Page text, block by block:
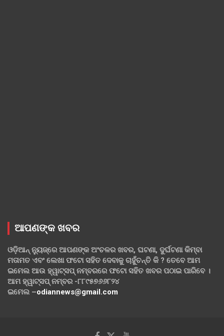
ଆପଣଙ୍କ ଖବର
ଓଡ଼ିଆନ୍ ନ୍ୟୁଜ୍‌ରେ ଆପଣଙ୍କ ଅଂଚଳର ଖବର, ଘଟଣା, ଦୁର୍ଘଟଣା କିମ୍ବା
ମତାମତ ଏବଂ ଲେଖା ଫଟୋ ସହିତ ଦେବାକୁ ଚାହୁଁଚନ୍ତି କି ? ତେବେ ଆମ
ଇମେଲ ଆଉ ହ୍ୱାଟ୍‌ସପ୍ ନମ୍ବରରେ ଫଟୋ ସହିତ ଖବର ପଠାଇ ପାରିବେ ।
ଆମ ହ୍ୱାଟ୍‌ସପ୍ ନମ୍ବର -୮୮୯୫୭୬୬୮୨୪
ଇମେଲ –odiannews@gmail.com